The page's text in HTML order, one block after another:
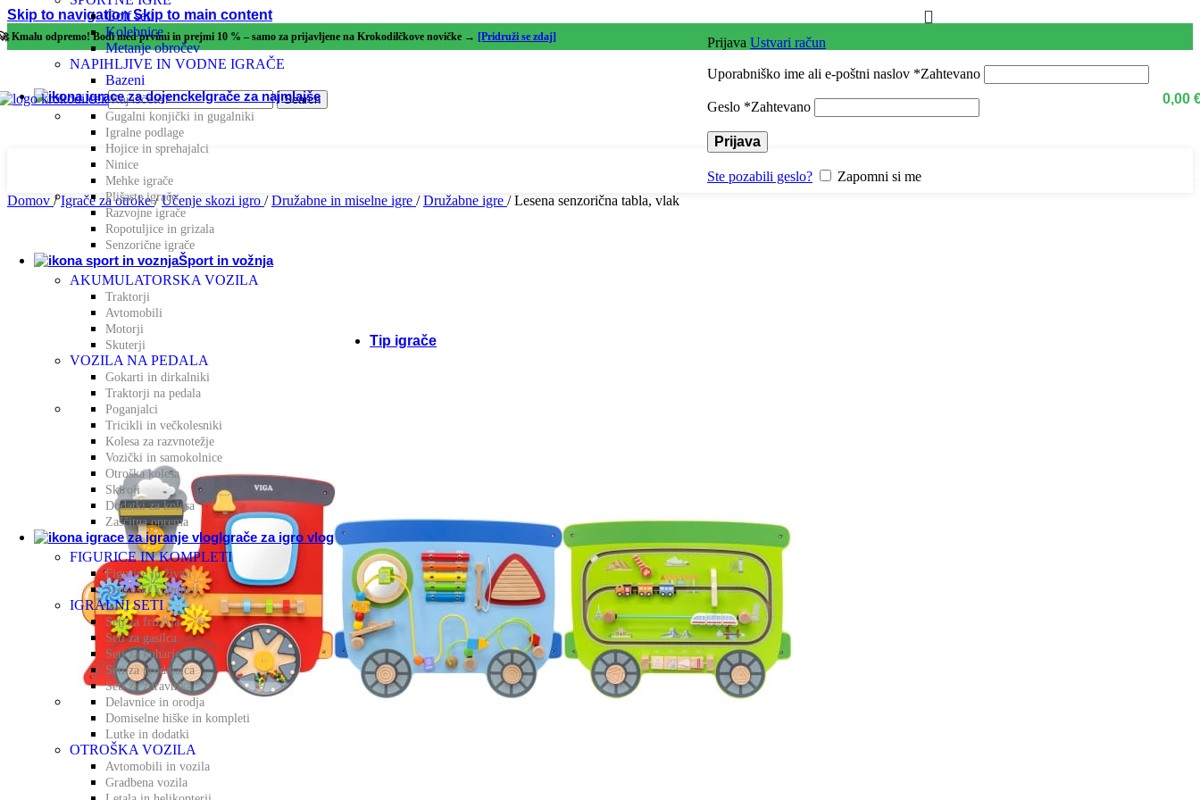
Skip to navigationSkip to main content
Kmalu odpremo! Bodi med prvimi in prejmi 10 % – samo za prijavljene na Krokodilčkove novičke → [Pridruži se zdaj]
Search
Prijava Ustvari račun
Uporabniško ime ali e-poštni naslov *Zahtevano
Geslo *Zahtevano
Prijava
Ste pozabili geslo? Zapomni si me
0,00
Golf seti
Kolebnice
Metanje obročev
NAPIHLJIVE IN VODNE IGRAČE
Bazeni
Igrače za najmlajše
Gugalni konjički in gugalniki
Igralne podlage
Hojice in sprehajalci
Ninice
Mehke igrače
Plišaste igrače
Razvojne igrače
Ropotuljice in grizala
Senzorične igrače
Šport in vožnja
AKUMULATORSKA VOZILA
Traktorji
Avtomobili
Motorji
Skuterji
VOZILA NA PEDALA
Gokarti in dirkalniki
Traktorji na pedala
Poganjalci
Tricikli in večkolesniki
Kolesa za razvnotežje
Vozički in samokolnice
Otroška kolesa
Skiroji
Dodatki za kolesa
Zaščitna oprema
Igrače za igro vlog
FIGURICE IN KOMPLETI
Figurice in živali
Tematski kompleti
IGRALNI SETI
Seti za frizerja
Seti za gasilca
Seti za kuharje
Seti za prodajalca
Seti za zdravnika
Delavnice in orodja
Domiselne hiške in kompleti
Lutke in dodatki
OTROŠKA VOZILA
Avtomobili in vozila
Gradbena vozila
Govor in jezik
Tip igrače
Kompleti in figurice
Igrače za gibanje in motoriko
Učne igrače
Domov / Igrače za otroke/ Učenje skozi igro / Družabne in miselne igre / Družabne igre / Lesena senzorična tabla, vlak